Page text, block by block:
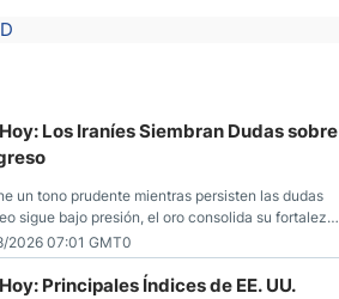
Los Iraníes Siembran Dudas sobre
un tono prudente mientras persisten las dudas
sigue bajo presión, el oro consolida su fortaleza
referencias económicas desde Estados
2026 07:01 GMT0
Principales Índices de EE. UU.